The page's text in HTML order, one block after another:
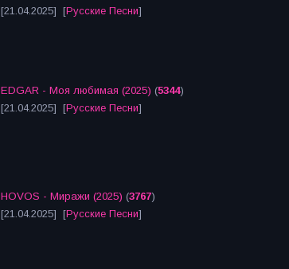
[21.04.2025] [Русские Песни]
EDGAR - Моя любимая (2025) (5344)
[21.04.2025] [Русские Песни]
HOVOS - Миражи (2025) (3767)
[21.04.2025] [Русские Песни]